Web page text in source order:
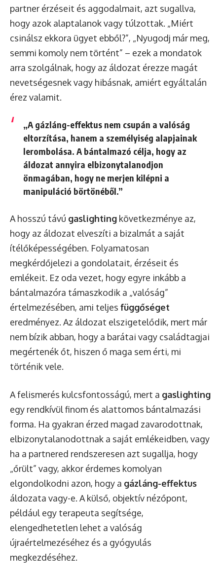
partner érzéseit és aggodalmait, azt sugallva,
hogy azok alaptalanok vagy túlzottak. „Miért
csinálsz ekkora ügyet ebből?”, „Nyugodj már meg,
semmi komoly nem történt” – ezek a mondatok
arra szolgálnak, hogy az áldozat érezze magát
nevetségesnek vagy hibásnak, amiért egyáltalán
érez valamit.
„A gázláng-effektus nem csupán a valóság
eltorzítása, hanem a személyiség alapjainak
lerombolása. A bántalmazó célja, hogy az
áldozat annyira elbizonytalanodjon
önmagában, hogy ne merjen kilépni a
manipuláció börtönéből.”
A hosszú távú gaslighting következménye az,
hogy az áldozat elveszíti a bizalmát a saját
ítélőképességében. Folyamatosan
megkérdőjelezi a gondolatait, érzéseit és
emlékeit. Ez oda vezet, hogy egyre inkább a
bántalmazóra támaszkodik a „valóság”
értelmezésében, ami teljes függőséget
eredményez. Az áldozat elszigetelődik, mert már
nem bízik abban, hogy a barátai vagy családtagjai
megértenék őt, hiszen ő maga sem érti, mi
történik vele.
A felismerés kulcsfontosságú, mert a gaslighting
egy rendkívül finom és alattomos bántalmazási
forma. Ha gyakran érzed magad zavarodottnak,
elbizonytalanodottnak a saját emlékeidben, vagy
ha a partnered rendszeresen azt sugallja, hogy
„őrült” vagy, akkor érdemes komolyan
elgondolkodni azon, hogy a gázláng-effektus
áldozata vagy-e. A külső, objektív nézőpont,
például egy terapeuta segítsége,
elengedhetetlen lehet a valóság
újraértelmezéséhez és a gyógyulás
megkezdéséhez.